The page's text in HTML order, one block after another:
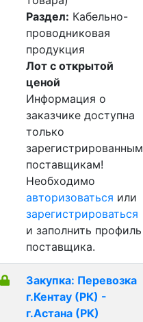
Раздел: Кабельно-
проводниковая
продукция
Лот с открытой
ценой
Информация о
заказчике доступна
только
зарегистрированным
поставщикам!
Необходимо
авторизоваться или
зарегистрироваться
и заполнить профиль
поставщика.
Закупка: Перевозка
г.Кентау (РК) -
г.Астана (РК)